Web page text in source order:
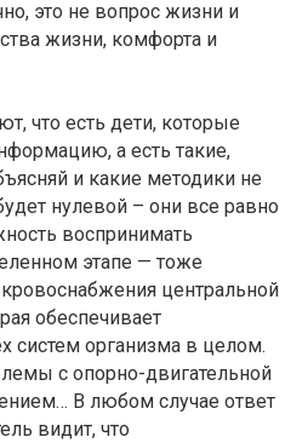
это не вопрос жизни и
жизни, комфорта и
что есть дети, которые
а есть такие,
и какие методики не
нулевой – они все равно
воспринимать
этапе — тоже
центральной
обеспечивает
систем организма в целом.
с опорно-двигательной
В любом случае ответ
видит, что